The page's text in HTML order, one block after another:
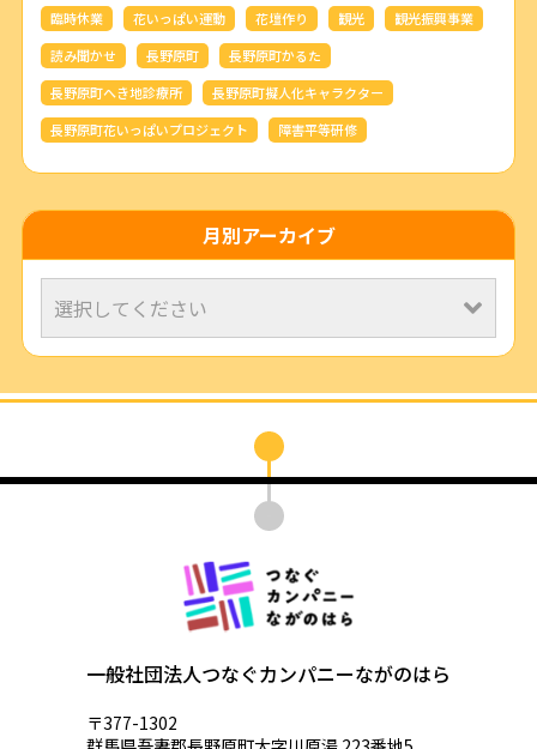
臨時休業
花いっぱい運動 花壇作り 観光
観光振興事業
読み聞かせ
長野原町
長野原町かるた
長野原町へき地診療所
長野原町擬人化キャラクター
長野原町花いっぱいプロジェクト
障害平等研修
月別アーカイブ
一般社団法人つなぐカンパニーながのはら
〒377-1302